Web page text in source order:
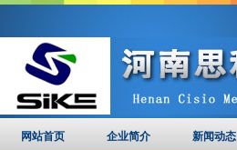
网站首页 企业简介 新闻动态